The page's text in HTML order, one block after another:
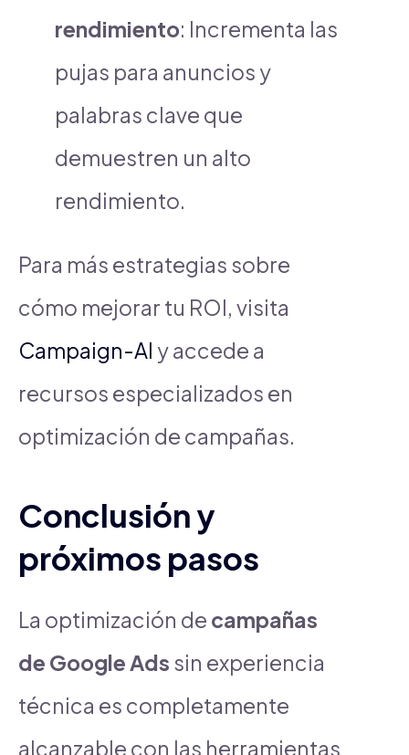
rendimiento: Incrementa las
pujas para anuncios y
palabras clave que
demuestren un alto
rendimiento.
Para más estrategias sobre
cómo mejorar tu ROI, visita
Campaign-AI y accede a
recursos especializados en
optimización de campañas.
Conclusión y
próximos pasos
La optimización de campañas
de Google Ads sin experiencia
técnica es completamente
alcanzable con las herramientas